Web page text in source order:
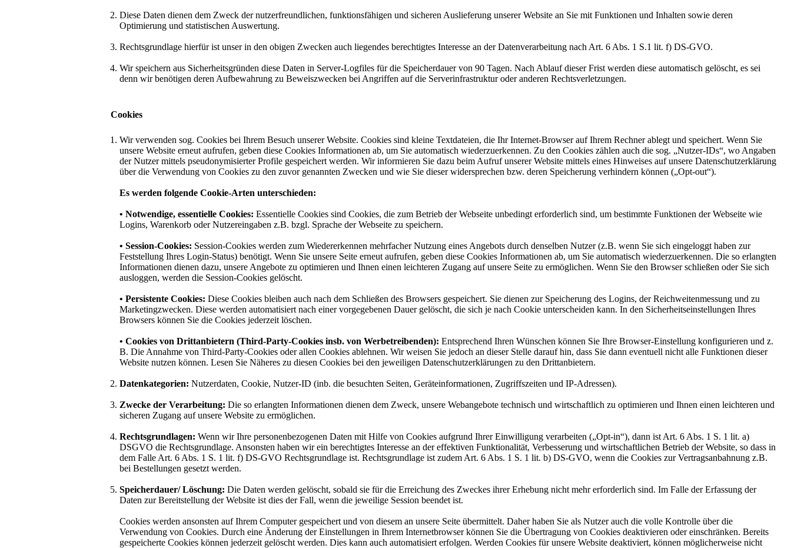
Diese Daten dienen dem Zweck der nutzerfreundlichen, funktionsfähigen und sicheren Auslieferung unserer Website an Sie mit Funktionen und Inhalten sowie deren
Optimierung und statistischen Auswertung.
Rechtsgrundlage hierfür ist unser in den obigen Zwecken auch liegendes berechtigtes Interesse an der Datenverarbeitung nach Art. 6 Abs. 1 S.1 lit. f) DS-GVO.
Wir speichern aus Sicherheitsgründen diese Daten in Server-Logfiles für die Speicherdauer von 90 Tagen. Nach Ablauf dieser Frist werden diese automatisch gelöscht, es sei
denn wir benötigen deren Aufbewahrung zu Beweiszwecken bei Angriffen auf die Serverinfrastruktur oder anderen Rechtsverletzungen.
Cookies
Wir verwenden sog. Cookies bei Ihrem Besuch unserer Website. Cookies sind kleine Textdateien, die Ihr Internet-Browser auf Ihrem Rechner ablegt und speichert. Wenn Sie
unsere Website erneut aufrufen, geben diese Cookies Informationen ab, um Sie automatisch wiederzuerkennen. Zu den Cookies zählen auch die sog. „Nutzer-IDs“, wo Angaben
der Nutzer mittels pseudonymisierter Profile gespeichert werden. Wir informieren Sie dazu beim Aufruf unserer Website mittels eines Hinweises auf unsere Datenschutzerklärung
über die Verwendung von Cookies zu den zuvor genannten Zwecken und wie Sie dieser widersprechen bzw. deren Speicherung verhindern können („Opt-out“).
Es werden folgende Cookie-Arten unterschieden:
• Notwendige, essentielle Cookies: Essentielle Cookies sind Cookies, die zum Betrieb der Webseite unbedingt erforderlich sind, um bestimmte Funktionen der Webseite wie
Logins, Warenkorb oder Nutzereingaben z.B. bzgl. Sprache der Webseite zu speichern.
• Session-Cookies: Session-Cookies werden zum Wiedererkennen mehrfacher Nutzung eines Angebots durch denselben Nutzer (z.B. wenn Sie sich eingeloggt haben zur
Feststellung Ihres Login-Status) benötigt. Wenn Sie unsere Seite erneut aufrufen, geben diese Cookies Informationen ab, um Sie automatisch wiederzuerkennen. Die so erlangten
Informationen dienen dazu, unsere Angebote zu optimieren und Ihnen einen leichteren Zugang auf unsere Seite zu ermöglichen. Wenn Sie den Browser schließen oder Sie sich
ausloggen, werden die Session-Cookies gelöscht.
• Persistente Cookies: Diese Cookies bleiben auch nach dem Schließen des Browsers gespeichert. Sie dienen zur Speicherung des Logins, der Reichweitenmessung und zu
Marketingzwecken. Diese werden automatisiert nach einer vorgegebenen Dauer gelöscht, die sich je nach Cookie unterscheiden kann. In den Sicherheitseinstellungen Ihres
Browsers können Sie die Cookies jederzeit löschen.
• Cookies von Drittanbietern (Third-Party-Cookies insb. von Werbetreibenden): Entsprechend Ihren Wünschen können Sie Ihre Browser-Einstellung konfigurieren und z.
B. Die Annahme von Third-Party-Cookies oder allen Cookies ablehnen. Wir weisen Sie jedoch an dieser Stelle darauf hin, dass Sie dann eventuell nicht alle Funktionen dieser
Website nutzen können. Lesen Sie Näheres zu diesen Cookies bei den jeweiligen Datenschutzerklärungen zu den Drittanbietern.
Datenkategorien: Nutzerdaten, Cookie, Nutzer-ID (inb. die besuchten Seiten, Geräteinformationen, Zugriffszeiten und IP-Adressen).
Zwecke der Verarbeitung: Die so erlangten Informationen dienen dem Zweck, unsere Webangebote technisch und wirtschaftlich zu optimieren und Ihnen einen leichteren und
sicheren Zugang auf unsere Website zu ermöglichen.
Rechtsgrundlagen: Wenn wir Ihre personenbezogenen Daten mit Hilfe von Cookies aufgrund Ihrer Einwilligung verarbeiten („Opt-in“), dann ist Art. 6 Abs. 1 S. 1 lit. a)
DSGVO die Rechtsgrundlage. Ansonsten haben wir ein berechtigtes Interesse an der effektiven Funktionalität, Verbesserung und wirtschaftlichen Betrieb der Website, so dass in
dem Falle Art. 6 Abs. 1 S. 1 lit. f) DS-GVO Rechtsgrundlage ist. Rechtsgrundlage ist zudem Art. 6 Abs. 1 S. 1 lit. b) DS-GVO, wenn die Cookies zur Vertragsanbahnung z.B.
bei Bestellungen gesetzt werden.
Speicherdauer/ Löschung: Die Daten werden gelöscht, sobald sie für die Erreichung des Zweckes ihrer Erhebung nicht mehr erforderlich sind. Im Falle der Erfassung der
Daten zur Bereitstellung der Website ist dies der Fall, wenn die jeweilige Session beendet ist.
Cookies werden ansonsten auf Ihrem Computer gespeichert und von diesem an unsere Seite übermittelt. Daher haben Sie als Nutzer auch die volle Kontrolle über die
Verwendung von Cookies. Durch eine Änderung der Einstellungen in Ihrem Internetbrowser können Sie die Übertragung von Cookies deaktivieren oder einschränken. Bereits
gespeicherte Cookies können jederzeit gelöscht werden. Dies kann auch automatisiert erfolgen. Werden Cookies für unsere Website deaktiviert, können möglicherweise nicht